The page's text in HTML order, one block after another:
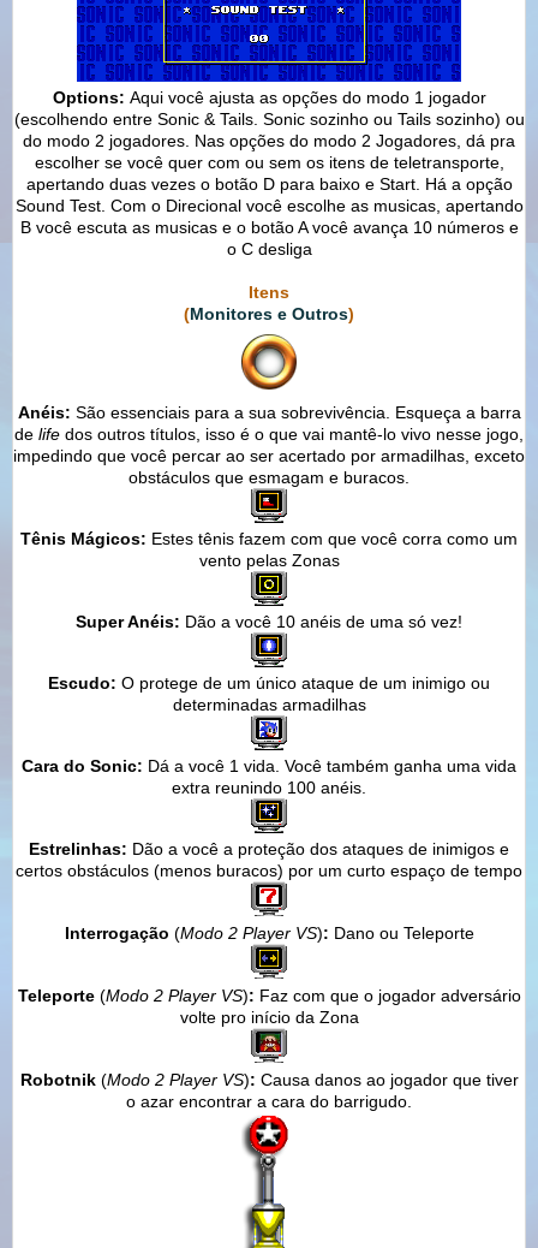
Options: Aqui você ajusta as opções do modo 1 jogador
(escolhendo entre Sonic & Tails. Sonic sozinho ou Tails sozinho) ou
do modo 2 jogadores. Nas opções do modo 2 Jogadores, dá pra
escolher se você quer com ou sem os itens de teletransporte,
apertando duas vezes o botão D para baixo e Start. Há a opção
Sound Test. Com o Direcional você escolhe as musicas, apertando
B você escuta as musicas e o botão A você avança 10 números e
o C desliga
Itens
(Monitores e Outros)
Anéis: São essenciais para a sua sobrevivência. Esqueça a barra
de life dos outros títulos, isso é o que vai mantê-lo vivo nesse jogo,
impedindo que você percar ao ser acertado por armadilhas, exceto
obstáculos que esmagam e buracos.
Tênis Mágicos: Estes tênis fazem com que você corra como um
vento pelas Zonas
Super Anéis: Dão a você 10 anéis de uma só vez!
Escudo: O protege de um único ataque de um inimigo ou
determinadas armadilhas
Cara do Sonic: Dá a você 1 vida. Você também ganha uma vida
extra reunindo 100 anéis.
Estrelinhas: Dão a você a proteção dos ataques de inimigos e
certos obstáculos (menos buracos) por um curto espaço de tempo
Interrogação (Modo 2 Player VS): Dano ou Teleporte
Teleporte (Modo 2 Player VS): Faz com que o jogador adversário
volte pro início da Zona
Robotnik (Modo 2 Player VS): Causa danos ao jogador que tiver
o azar encontrar a cara do barrigudo.